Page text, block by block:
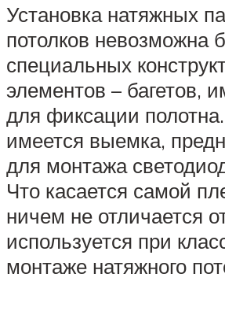
Установка натяжных
потолков невозможна
специальных
элементов – багетов,
для фиксации
имеется выемка,
для монтажа
Что касается самой
ничем не отличается
используется при
монтаже натяжного